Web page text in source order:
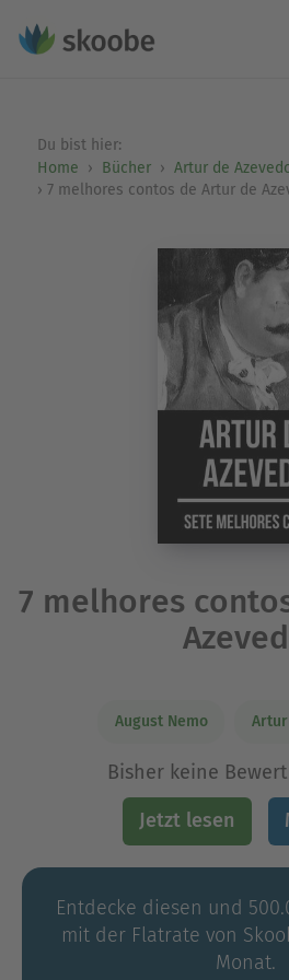
Du bist hier:
Home
Bücher
Artur de
7 melhores contos de Artur de
7 melhores
August Nemo Artur
Bisher keine
Jetzt lesen
Entdecke diesen und
mit der Flatrate von
Monat.